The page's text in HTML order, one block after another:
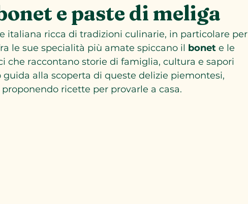
e paste di meliga
italiana ricca di tradizioni culinarie, in particolare per
le sue specialità più amate spiccano il bonet e le
che raccontano storie di famiglia, cultura e sapori
alla scoperta di queste delizie piemontesi,
ricette per provarle a casa.